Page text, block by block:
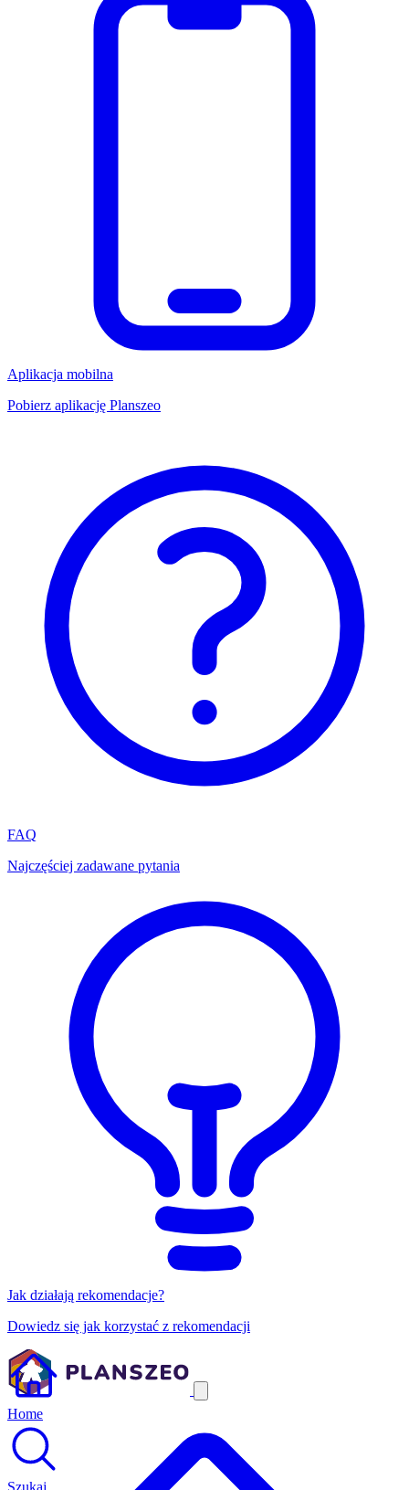
Aplikacja mobilna
Pobierz aplikację Planszeo
FAQ
Najczęściej zadawane pytania
Jak działają rekomendacje?
Dowiedz się jak korzystać z rekomendacji
Home
Szukaj